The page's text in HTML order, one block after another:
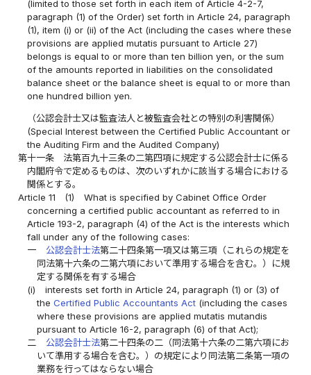
(limited to those set forth in each item of Article 4-2-7,
paragraph (1) of the Order) set forth in Article 24, paragraph
(1), item (i) or (ii) of the Act (including the cases where these
provisions are applied mutatis pursuant to Article 27)
belongs is equal to or more than ten billion yen, or the sum
of the amounts reported in liabilities on the consolidated
balance sheet or the balance sheet is equal to or more than
one hundred billion yen.
（公認会計士又は監査法人と被監査会社との特別の利害関係）
(Special Interest between the Certified Public Accountant or
the Auditing Firm and the Audited Company)
第十一条
法第百九十三条の二第四項に規定する公認会計士に係る
内閣府令で定めるものは、次のいずれかに該当する場合における
関係とする。
Article 11
(1)
What is specified by Cabinet Office Order
concerning a certified public accountant as referred to in
Article 193-2, paragraph (4) of the Act is the interests which
fall under any of the following cases:
一
公認会計士法第二十四条第一項又は第三項（これらの規定を
同法第十六条の二第六項において準用する場合を含む。）に規
定する関係を有する場合
(i)
interests set forth in Article 24, paragraph (1) or (3) of
the Certified Public Accountants Act(including the cases
where these provisions are applied mutatis mutandis
pursuant to Article 16-2, paragraph (6) of that Act);
二
公認会計士法第二十四条の二（同法第十六条の二第六項にお
いて準用する場合を含む。）の規定により同法第二条第一項の
業務を行ってはならない場合